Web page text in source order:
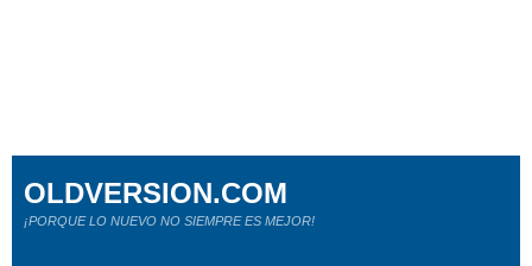
OLDVERSION.COM
¡PORQUE LO NUEVO NO SIEMPRE ES MEJOR!